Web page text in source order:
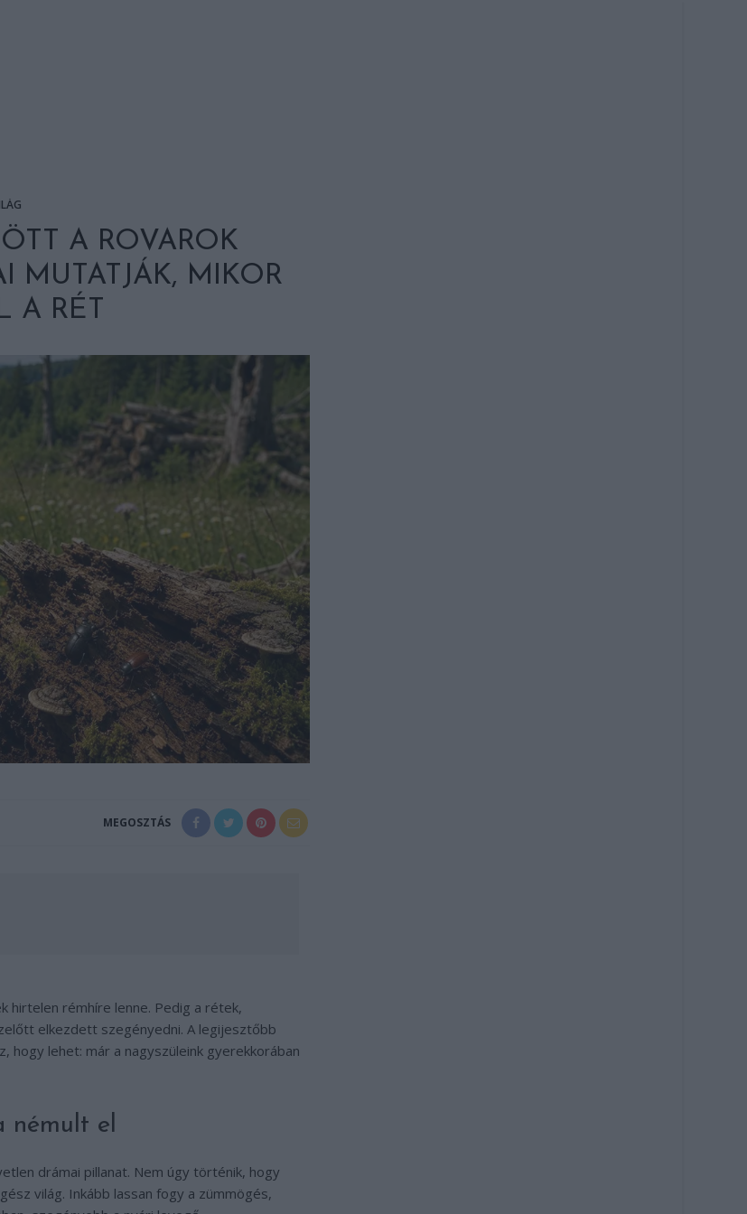
A ROVAROK
MUTATJÁK, MIKOR
A RÉT
MEGOSZTÁS
hirtelen rémhíre lenne. Pedig a rétek,
elkezdett szegényedni. A legijesztőbb
hogy lehet: már a nagyszüleink gyerekkorában
némult el
drámai pillanat. Nem úgy történik, hogy
világ. Inkább lassan fogy a zümmögés,